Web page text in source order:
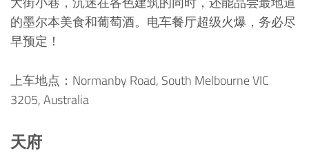
的墨尔本美食和葡萄酒。电车餐厅超级火爆，务必尽
早预定！
上车地点：Normanby Road, South Melbourne VIC
3205, Australia
天府